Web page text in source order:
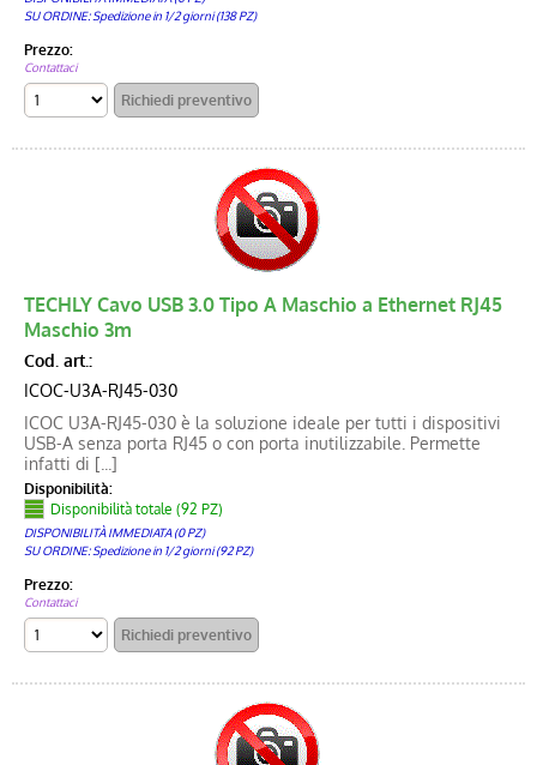
SU ORDINE: Spedizione in 1/2 giorni (138 PZ)
Prezzo:
Contattaci
TECHLY Cavo USB 3.0 Tipo A Maschio a Ethernet RJ45
Maschio 3m
Cod. art.:
ICOC-U3A-RJ45-030
ICOC U3A-RJ45-030 è la soluzione ideale per tutti i dispositivi
USB-A senza porta RJ45 o con porta inutilizzabile. Permette
infatti di [...]
Disponibilità:
Disponibilità totale (92 PZ)
DISPONIBILITÀ IMMEDIATA (0 PZ)
SU ORDINE: Spedizione in 1/2 giorni (92 PZ)
Prezzo:
Contattaci